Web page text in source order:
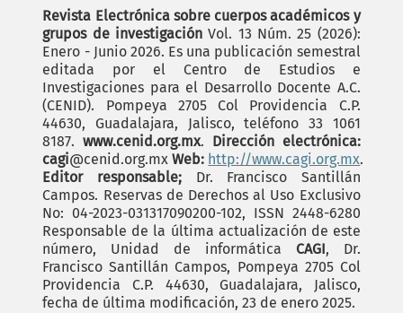
Revista Electrónica sobre cuerpos académicos y
grupos de investigación Vol. 13 Núm. 25 (2026):
Enero - Junio 2026. Es una publicación semestral
editada por el Centro de Estudios e
Investigaciones para el Desarrollo Docente A.C.
(CENID). Pompeya 2705 Col Providencia C.P.
44630, Guadalajara, Jalisco, teléfono 33 1061
8187.www.cenid.org.mx. Dirección electrónica:
cagi@cenid.org.mxWeb: http://www.cagi.org.mx.
Editor responsable;Dr. Francisco Santillán
Campos. Reservas de Derechos al Uso Exclusivo
No: 04-2023-031317090200-102, ISSN 2448-6280
Responsable de la última actualización de este
número, Unidad de informática CAGI, Dr.
Francisco Santillán Campos, Pompeya 2705 Col
Providencia C.P. 44630, Guadalajara, Jalisco,
fecha de última modificación, 23 de enero 2025.